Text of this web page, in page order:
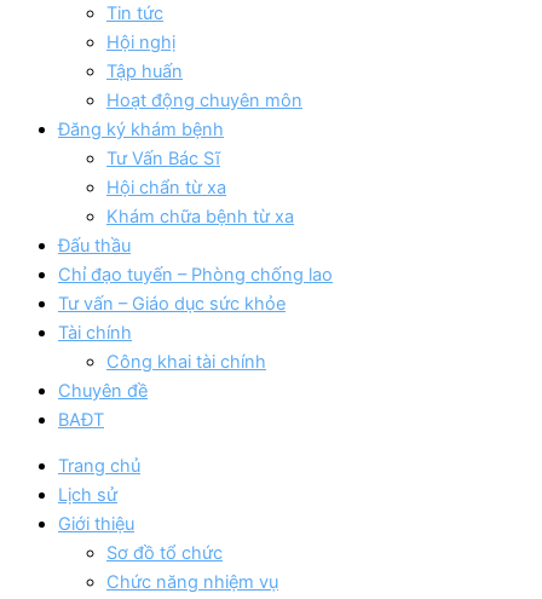
Tin tức
Hội nghị
Tập huấn
Hoạt động chuyên môn
Đăng ký khám bệnh
Tư Vấn Bác Sĩ
Hội chẩn từ xa
Khám chữa bệnh từ xa
Đấu thầu
Chỉ đạo tuyến – Phòng chống lao
Tư vấn – Giáo dục sức khỏe
Tài chính
Công khai tài chính
Chuyên đề
BAĐT
Trang chủ
Lịch sử
Giới thiệu
Sơ đồ tổ chức
Chức năng nhiệm vụ